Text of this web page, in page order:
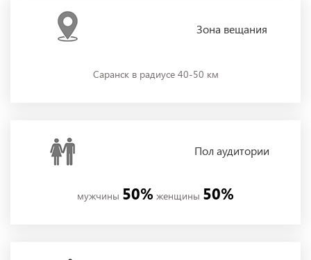
Зона вещания
Саранск в радиусе 40-50 км
Полаудитории
мужчины 50% женщины 50%